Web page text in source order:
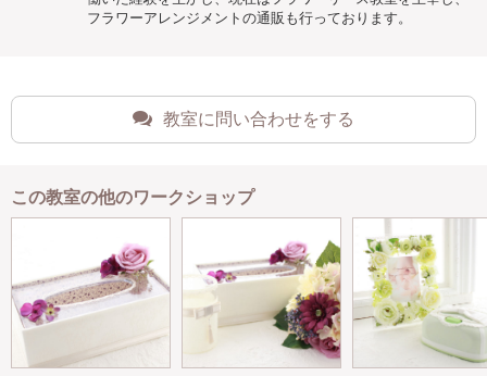
フラワーアレンジメントの通販も行っております。
教室に問い合わせをする
この教室の他のワークショップ